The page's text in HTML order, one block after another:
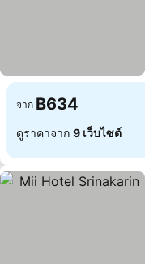
จาก ฿634
ดูราคาจาก 9 เว็บไซต์